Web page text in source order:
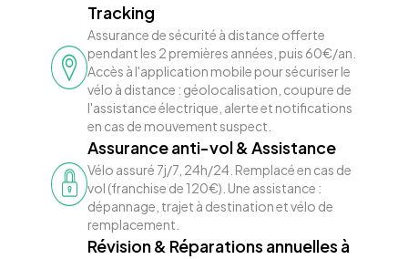
Tracking
Assurance de sécurité à distance offerte
pendant les 2 premières années, puis 60€/an.
Accès à l'application mobile pour sécuriser le
vélo à distance : géolocalisation, coupure de
l'assistance électrique, alerte et notifications
en cas de mouvement suspect.
Assurance anti-vol & Assistance
Vélo assuré 7j/7, 24h/24. Remplacé en cas de
vol (franchise de 120€). Une assistance :
dépannage, trajet à destination et vélo de
remplacement.
Révision & Réparations annuelles à